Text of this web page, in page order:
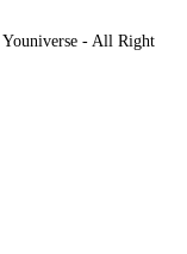
- All Right